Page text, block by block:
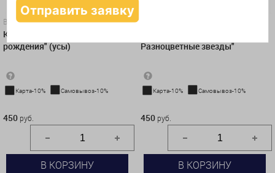
Воздушные шары
Круг синий "Папа, с днем
рождения" (усы)
Карта-10% Самовывоз-10%
450 руб.
В КОРЗИНУ
Разноцветные звезды"
Карта-10% Самовывоз-10%
450 руб.
В КОРЗИНУ